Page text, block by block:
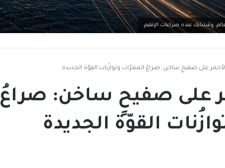
وتتشابك عنده صراعات الإقليم.
الأحمر على صفيحٍ ساخن: صراعُ الممرّات وتوازُنات القوّة الجديدة
على صفيحٍ ساخن: صراعُ
القوّة الجديدة